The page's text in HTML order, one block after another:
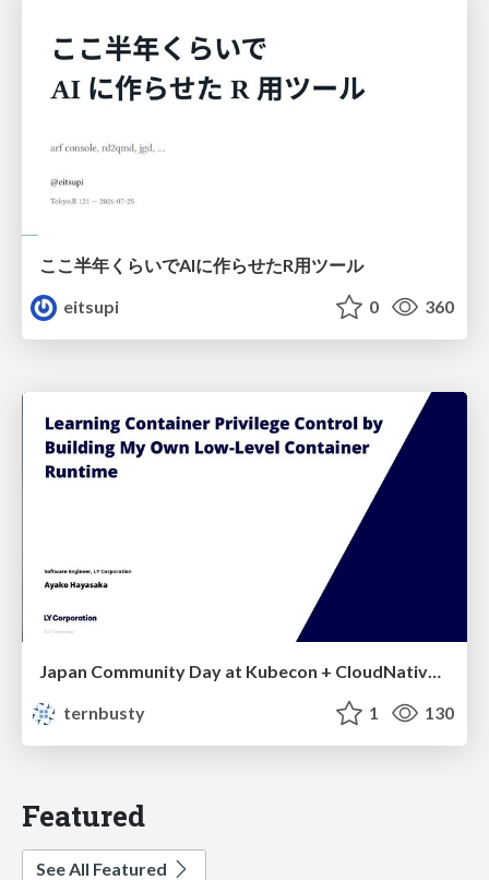
ここ半年くらいでAIに作らせたR用ツール
eitsupi
0 360
Japan Community Day at Kubecon + CloudNativeCon Japan 2026: Learning Container Privilege Control by Building My Own Low-Level Container Runtime
ternbusty
1 130
Featured
See All Featured